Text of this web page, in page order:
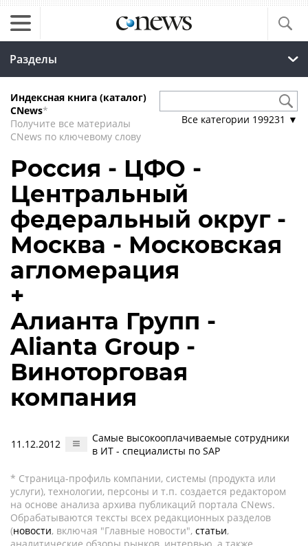
Разделы
Индексная книга (каталог)
CNews*
Получите все материалы
CNews по ключевому слову
Все категории 199231 ▼
Россия - ЦФО -
Центральный
федеральный округ -
Москва - Московская
агломерация
+
Алианта Групп -
Alianta Group -
Виноторговая
компания
11.12.2012
Самые высокооплачиваемые сотрудники
в ИТ - специалисты по SAP
* Страница-профиль компании, системы (продукта или
услуги), технологии, персоны и т.п. создается редактором
на основе анализа архива публикаций портала CNews.
Обрабатываются тексты всех редакционных разделов
(новости, включая "Главные новости", статьи,